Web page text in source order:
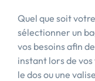
Quel que soit
sélectionner un
vos besoins afin
instant lors de vos
le dos ou une